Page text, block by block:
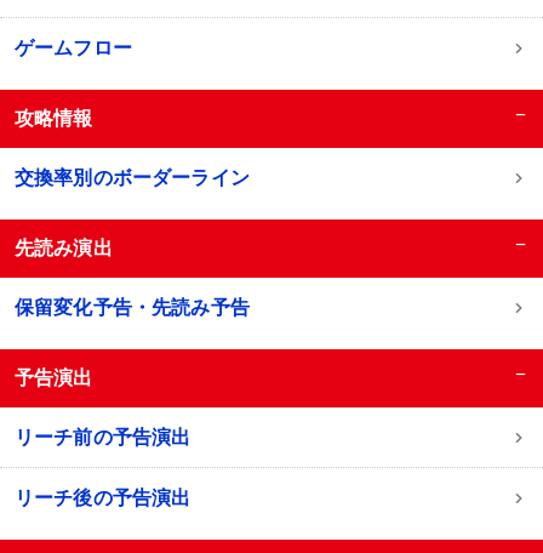
ゲームフロー
攻略情報 −
交換率別のボーダーライン
先読み演出 −
保留変化予告・先読み予告
予告演出 −
リーチ前の予告演出
リーチ後の予告演出